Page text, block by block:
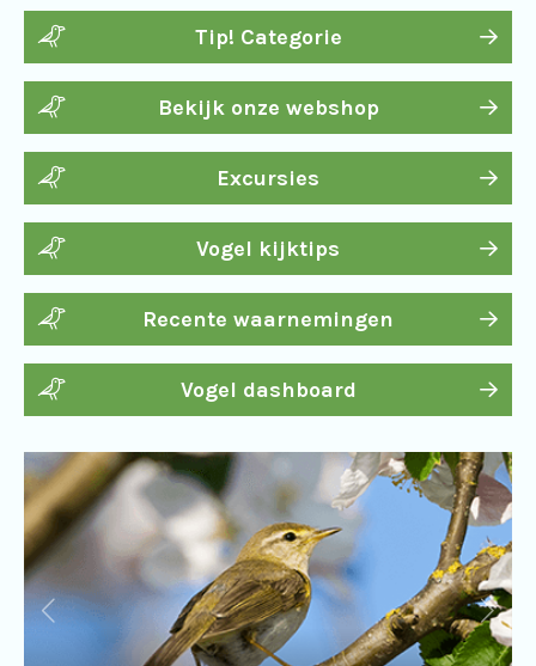
Tip! Categorie
Bekijk onze webshop
Excursies
Vogel kijktips
Recente waarnemingen
Vogel dashboard